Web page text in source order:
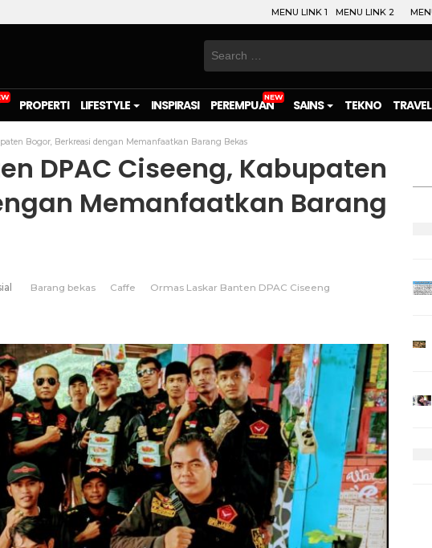
MENU LINK 1 MENU LINK 2
Search
PROPERTI LIFESTYLE INSPIRASI PEREMPUAN SAINS TEKNO TRAVEL
Bogor, Berkreasi dengan Memanfaatkan Barang Bekas
DPAC Ciseeng, Kabupaten
Memanfaatkan Barang
Barang bekas Caffe Ormas Laskar Banten DPAC Ciseeng